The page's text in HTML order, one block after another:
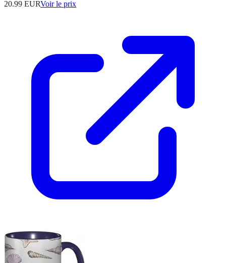
20.99 EURVoir le prix